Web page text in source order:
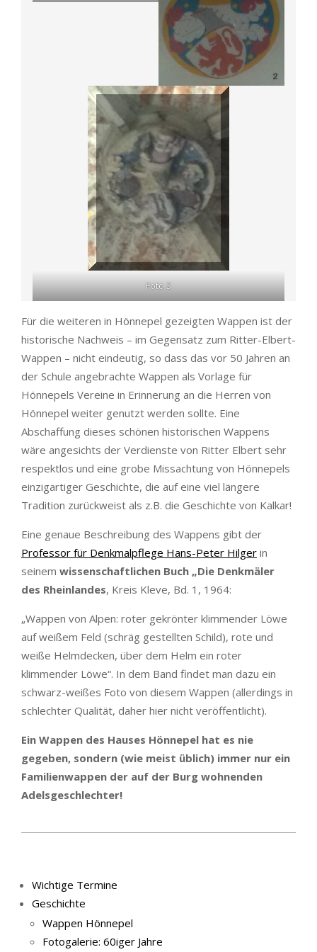
Foto 3
Für die weiteren in Hönnepel gezeigten Wappen ist der
historische Nachweis – im Gegensatz zum Ritter-Elbert-
Wappen – nicht eindeutig, so dass das vor 50 Jahren an
der Schule angebrachte Wappen als Vorlage für
Hönnepels Vereine in Erinnerung an die Herren von
Hönnepel weiter genutzt werden sollte. Eine
Abschaffung dieses schönen historischen Wappens
wäre angesichts der Verdienste von Ritter Elbert sehr
respektlos und eine grobe Missachtung von Hönnepels
einzigartiger Geschichte, die auf eine viel längere
Tradition zurückweist als z.B. die Geschichte von Kalkar!
Eine genaue Beschreibung des Wappens gibt der
Professor für Denkmalpflege Hans-Peter Hilger in
seinem wissenschaftlichen Buch „Die Denkmäler
des Rheinlandes, Kreis Kleve, Bd. 1, 1964:
„Wappen von Alpen: roter gekrönter klimmender Löwe
auf weißem Feld (schräg gestellten Schild), rote und
weiße Helmdecken, über dem Helm ein roter
klimmender Löwe“. In dem Band findet man dazu ein
schwarz-weißes Foto von diesem Wappen (allerdings in
schlechter Qualität, daher hier nicht veröffentlicht).
Ein Wappen des Hauses Hönnepel hat es nie
gegeben, sondern (wie meist üblich) immer nur ein
Familienwappen der auf der Burg wohnenden
Adelsgeschlechter!
20Wichtige Termine
Geschichte
Wappen Hönnepel
Fotogalerie: 60iger Jahre